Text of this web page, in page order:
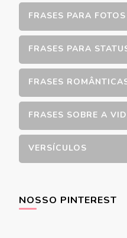
FRASES PARA FOTOS
FRASES PARA
FRASES
FRASES SOBRE A
VERSÍCULOS
NOSSO PINTEREST